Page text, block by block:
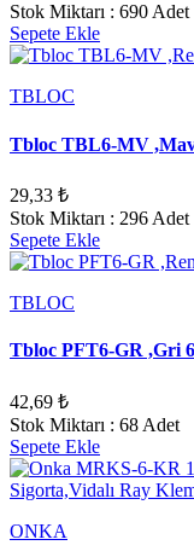
Stok Miktarı : 690 Adet
Sepete Ekle
TBLOC
Tbloc TBL6-MV
29,33 ₺
Stok Miktarı : 296 Adet
Sepete Ekle
TBLOC
Tbloc PFT6-GR ,Gri
42,69 ₺
Stok Miktarı : 68 Adet
Sepete Ekle
ONKA